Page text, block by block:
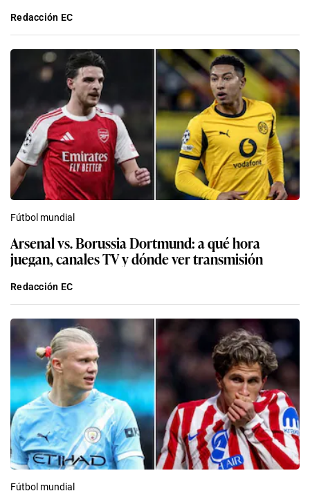
Redacción EC
Fútbol mundial
Arsenal vs. Borussia Dortmund: a qué hora
juegan, canales TV y dónde ver transmisión
Redacción EC
Fútbol mundial